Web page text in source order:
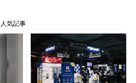
気記事